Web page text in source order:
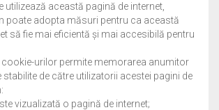
Contul meu Cos
Creeaza cont
comanda
Home
Politica cookies
Termeni si conditii
utilizează această pagină de internet,
poate adopta măsuri pentru ca această
să fie mai eficientă și mai accesibilă pentru
cookie-urilor permite memorarea anumitor
de către utilizatorii acestei pagini de
vizualizată o pagină de internet;